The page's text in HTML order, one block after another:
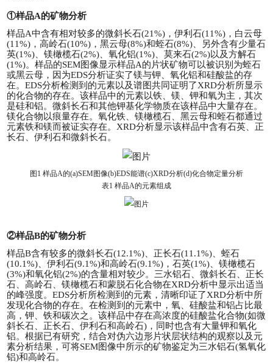
①样品A的矿物分析
样品A中含有相对较多的微斜长石(21%)，伊利石(11%)，白云母
(11%)，高岭石(10%)，黑云母(8%)和蛭石(8%)、另外含有少量石
英(1%)、镁橄榄石(2%)、氧化铝(1%)、莫来石(2%)以及方解石
(1%)。样品的SEM图像显示样品A的片状矿物可以被识别为蛭石
或黑云母，因为EDS分析证实了镁与钾、氧化铝和硅酸盐的存
在。EDS分析检测到的元素以及谱图共同证明了XRD分析所显示
的化合物的存在。该样品中的元素以铁、镁、钾和氧为主，其次
是硅和铝。微斜长石和其他钾基化学物质在该样品中大量存在。
镁化合物以痕量存在。氧化铁、镁橄榄石、黑云母和蛭石都通过
元素铁和镁而被证实存在。XRD分析显示该样品中含有石英、正
长石、伊利石和微斜长石。
图1 样品A的(a)SEM图像(b)EDS能谱(c)XRD分析(d)化合物定量分析
表1 样品A的元素组成
②样品B的矿物分析
样品B含有较多的微斜长石(12.1%)、正长石(11.1%)、蛭石
(10.1%)、伊利石(9.1%)和高岭石(9.1%)，石英(1%)、镁橄榄石
(3%)和氧化铝(2%)的含量相对较少。三水铝石、微斜长石、正长
石、高岭石、镁橄榄石和蒙脱石化合物在XRD分析中显示出适当
的峰强度。EDS分析所检测到的元素，清晰印证了XRD分析中所
发现化合物的存在。在检测到的元素中，氧、硅酸盐和铝占比最
高，钾、铁和碳次之。该样品中存在高浓度的硅酸盐化合物(如微
斜长石、正长石、伊利石和高岭石)，同时也含有大量钾和氧化
铝。根据已有研究，结合对伪六边形片状层状结构的观察以及元
素分析结果，可将SEM图像中所示的矿物鉴定为三水铝石(氢氧化
铝)和高岭石。